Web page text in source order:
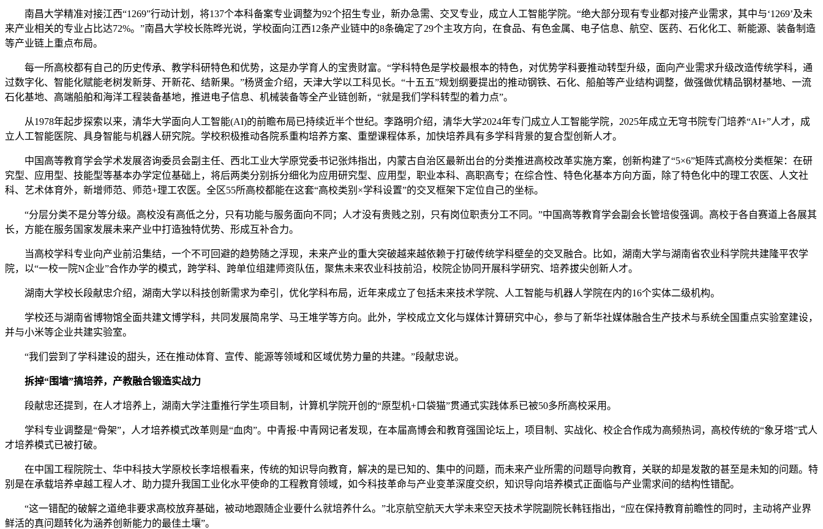
南昌大学精准对接江西“1269”行动计划，将137个本科备案专业调整为92个招生专业，新办急需、交叉专业，成立人工智能学院。“绝大部分现有专业都对接产业需求，其中与‘1269’及未
来产业相关的专业占比达72%。”南昌大学校长陈晔光说，学校面向江西12条产业链中的8条确定了29个主攻方向，在食品、有色金属、电子信息、航空、医药、石化化工、新能源、装备制造
等产业链上重点布局。
每一所高校都有自己的历史传承、教学科研特色和优势，这是办学育人的宝贵财富。“学科特色是学校最根本的特色，对优势学科要推动转型升级，面向产业需求升级改造传统学科，通
过数字化、智能化赋能老树发新芽、开新花、结新果。”杨贤金介绍，天津大学以工科见长。“十五五”规划纲要提出的推动钢铁、石化、船舶等产业结构调整，做强做优精品钢材基地、一流
石化基地、高端船舶和海洋工程装备基地，推进电子信息、机械装备等全产业链创新，“就是我们学科转型的着力点”。
从1978年起步探索以来，清华大学面向人工智能(AI)的前瞻布局已持续近半个世纪。李路明介绍，清华大学2024年专门成立人工智能学院，2025年成立无穹书院专门培养“AI+”人才，成
立人工智能医院、具身智能与机器人研究院。学校积极推动各院系重构培养方案、重塑课程体系，加快培养具有多学科背景的复合型创新人才。
中国高等教育学会学术发展咨询委员会副主任、西北工业大学原党委书记张炜指出，内蒙古自治区最新出台的分类推进高校改革实施方案，创新构建了“5×6”矩阵式高校分类框架：在研
究型、应用型、技能型等基本办学定位基础上，将后两类分别拆分细化为应用研究型、应用型，职业本科、高职高专；在综合性、特色化基本方向方面，除了特色化中的理工农医、人文社
科、艺术体育外，新增师范、师范+理工农医。全区55所高校都能在这套“高校类别×学科设置”的交叉框架下定位自己的坐标。
“分层分类不是分等分级。高校没有高低之分，只有功能与服务面向不同；人才没有贵贱之别，只有岗位职责分工不同。”中国高等教育学会副会长管培俊强调。高校于各自赛道上各展其
长，方能在服务国家发展未来产业中打造独特优势、形成互补合力。
当高校学科专业向产业前沿集结，一个不可回避的趋势随之浮现，未来产业的重大突破越来越依赖于打破传统学科壁垒的交叉融合。比如，湖南大学与湖南省农业科学院共建隆平农学
院，以“一校一院N企业”合作办学的模式，跨学科、跨单位组建师资队伍，聚焦未来农业科技前沿，校院企协同开展科学研究、培养拔尖创新人才。
湖南大学校长段献忠介绍，湖南大学以科技创新需求为牵引，优化学科布局，近年来成立了包括未来技术学院、人工智能与机器人学院在内的16个实体二级机构。
学校还与湖南省博物馆全面共建文博学科，共同发展简帛学、马王堆学等方向。此外，学校成立文化与媒体计算研究中心，参与了新华社媒体融合生产技术与系统全国重点实验室建设，
并与小米等企业共建实验室。
“我们尝到了学科建设的甜头，还在推动体育、宣传、能源等领域和区域优势力量的共建。”段献忠说。
拆掉“围墙”搞培养，产教融合锻造实战力
段献忠还提到，在人才培养上，湖南大学注重推行学生项目制，计算机学院开创的“原型机+口袋猫”贯通式实践体系已被50多所高校采用。
学科专业调整是“骨架”，人才培养模式改革则是“血肉”。中青报·中青网记者发现，在本届高博会和教育强国论坛上，项目制、实战化、校企合作成为高频热词，高校传统的“象牙塔”式人
才培养模式已被打破。
在中国工程院院士、华中科技大学原校长李培根看来，传统的知识导向教育，解决的是已知的、集中的问题，而未来产业所需的问题导向教育，关联的却是发散的甚至是未知的问题。特
别是在承载培养卓越工程人才、助力提升我国工业化水平使命的工程教育领域，如今科技革命与产业变革深度交织，知识导向培养模式正面临与产业需求间的结构性错配。
“这一错配的破解之道绝非要求高校放弃基础，被动地跟随企业要什么就培养什么。”北京航空航天大学未来空天技术学院副院长韩钰指出，“应在保持教育前瞻性的同时，主动将产业界
鲜活的真问题转化为涵养创新能力的最佳土壤”。